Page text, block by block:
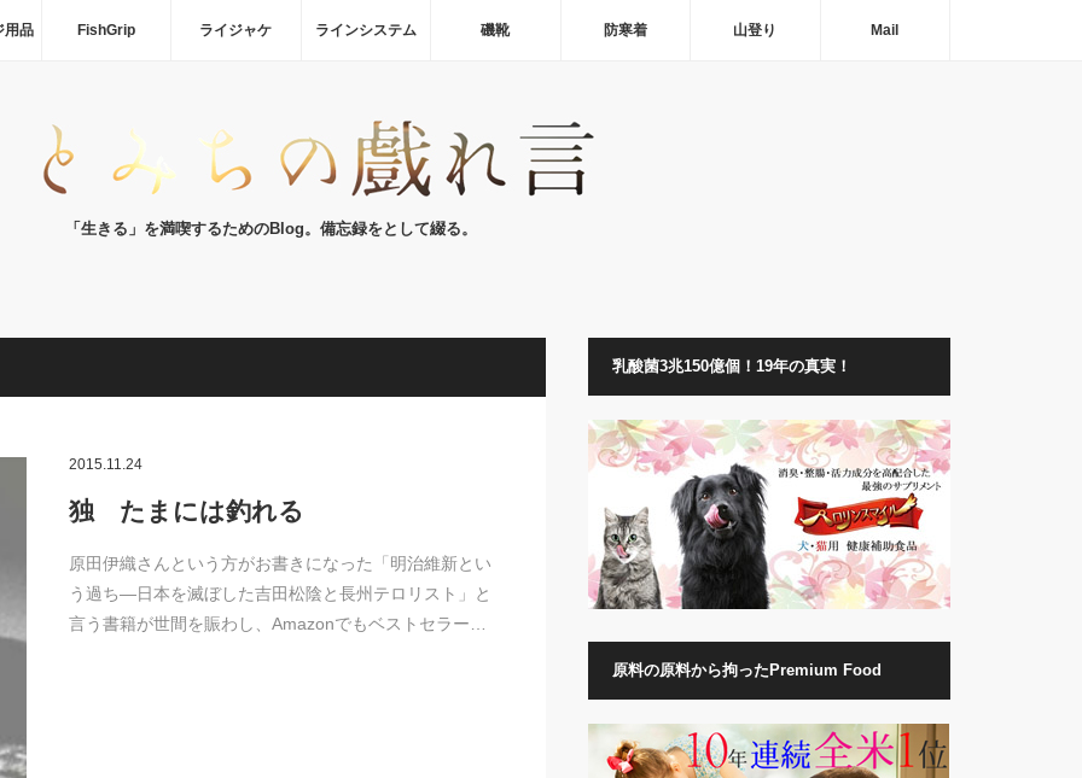
用品 FishGrip ライジャケ ラインシステム 磯靴 防寒着 山登り Mail
「生きる」を満喫するためのBlog。備忘録をとして綴る。
2015.11.24
独 たまには釣れる
原田伊織さんという方がお書きになった「明治維新とい
う過ち―日本を滅ぼした吉田松陰と長州テロリスト」と
言う書籍が世間を賑わし、Amazonでもベストセラー…
乳酸菌3兆150億個！19年の真実！
原料の原料から拘ったPremium Food